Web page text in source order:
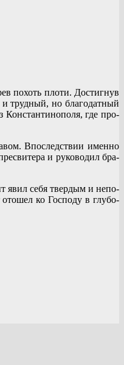
по­хоть пло­ти. До­стиг­нув
труд­ный, но бла­го­дат­ный
Кон­стан­ти­но­по­ля, где про­
Впо­след­ствии имен­но
и ру­ко­во­дил бра­
явил се­бя твер­дым и непо­
ко Гос­по­ду в глу­бо­